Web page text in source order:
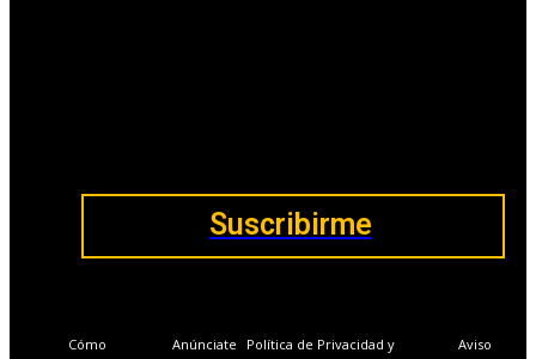
Suscribirme
Cómo Anúnciate Política de Privacidad y Aviso